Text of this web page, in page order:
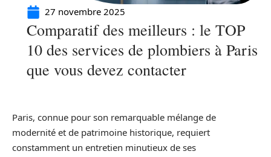
27 novembre 2025
Comparatif des meilleurs : le TOP
10 des services de plombiers à Paris
que vous devez contacter
Paris, connue pour son remarquable mélange de
modernité et de patrimoine historique, requiert
constamment un entretien minutieux de ses